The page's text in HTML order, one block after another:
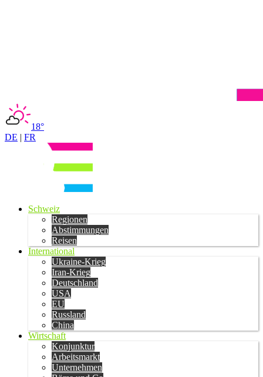
18°
DE | FR
Schweiz
Regionen
Abstimmungen
Reisen
International
Ukraine-Krieg
Iran-Krieg
Deutschland
USA
EU
Russland
China
Wirtschaft
Konjunktur
Arbeitsmarkt
Unternehmen